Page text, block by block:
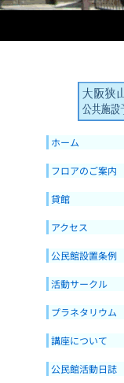
ホーム
フロアのご案内
貸館
アクセス
公民館設置条例
活動サークル
プラネタリウム
講座について
公民館活動日誌